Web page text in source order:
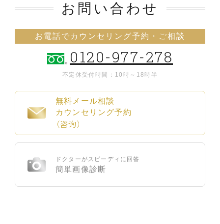
お問い合わせ
お電話でカウンセリング予約・ご相談
0120-977-278
不定休 受付時間：10時～18時半
無料メール相談
カウンセリング予約
（咨询）
ドクターがスピーディに回答
簡単画像診断